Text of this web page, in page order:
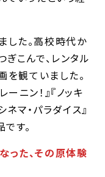
した。高校時代か
ぎこんで、レンタル
観ていました。
ニン！』『ノッキ
ネマ・パラダイス』
す。
た、その原体験